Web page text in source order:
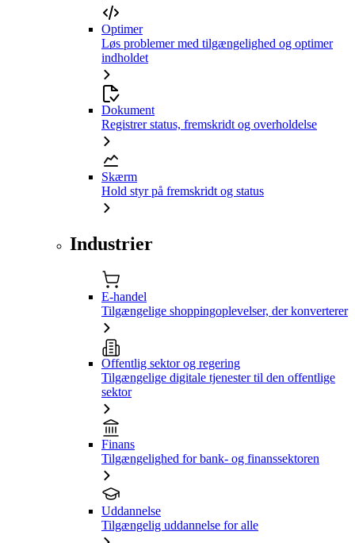
Optimer
Løs problemer med tilgængelighed og optimer
indholdet
Dokument
Registrer status, fremskridt og overholdelse
Skærm
Hold styr på fremskridt og status
Industrier
E-handel
Tilgængelige shoppingoplevelser, der konverterer
Offentlig sektor og regering
Tilgængelige digitale tjenester til den offentlige
sektor
Finans
Tilgængelighed for bank- og finanssektoren
Uddannelse
Tilgængelig uddannelse for alle